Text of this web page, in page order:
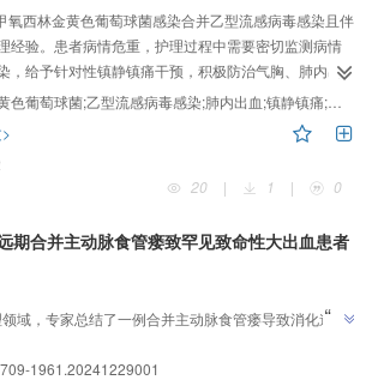
氧西林金黄色葡萄球菌感染合并乙型流感病毒感染且伴
经验。患者病情危重，护理过程中需要密切监测病情
，给予针对性镇静镇痛干预，积极防治气胸、肺内出
度救治患者生命。
葡萄球菌;乙型流感病毒感染;肺内出血;镇静镇痛;机械通气
20
| 1 | 0
期合并主动脉食管瘘致罕见致命性大出血患者
域，专家总结了一例合并主动脉食管瘘导致消化道大
似病例救治提供参考。
”
1961.20241229001